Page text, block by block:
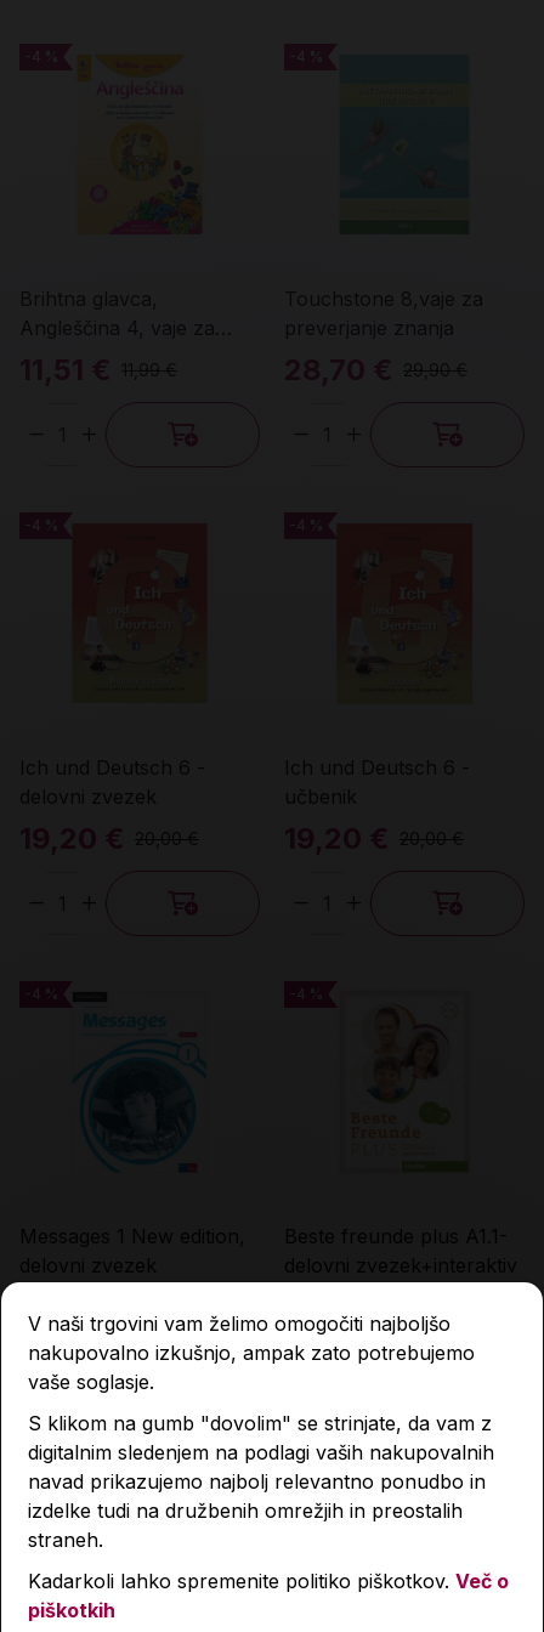
Brihtna glavca,
Angleščina 4, vaje za
izgovorjavo in pisavo
11,51 € 11,99 €
Touchstone 8,vaje za
preverjanje znanja
28,70 € 29,90 €
-4 %
Ich und Deutsch 6 -
delovni zvezek
-4 %
19,20 € 20,00 €
-4 %
Ich und Deutsch 6 -
učbenik
-4 %
19,20 € 20,00 €
-4 %
Messages 1 New edition,
delovni zvezek
-4 %
18,05 €
Količina
-4 %
Beste freunde plus A1.1-
delovni zvezek+interaktiv
-4 %
16,32 €
-4 %
-4 % -4 %
-4 %
V naši trgovini vam želimo omogočiti najboljšo
nakupovalno izkušnjo, ampak zato potrebujemo
vaše soglasje.
S klikom na gumb "dovolim" se strinjate, da vam z
digitalnim sledenjem na podlagi vaših nakupovalnih
navad prikazujemo najbolj relevantno ponudbo in
izdelke tudi na družbenih omrežjih in preostalih
straneh.
Kadarkoli lahko spremenite politiko piškotkov. Več o
piškotkih